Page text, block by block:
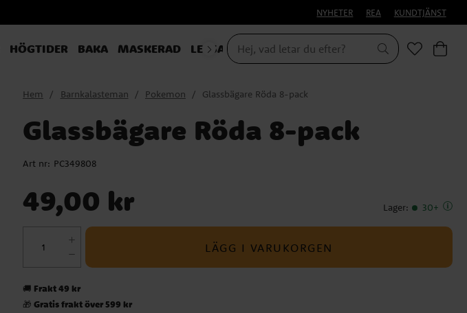
NYHETER REA KUNDTJÄNST
HÖGTIDER BAKA MASKERAD LEKSAKER & PRESENTER
Hem Barnkalasteman Pokemon Glassbägare Röda 8-pack
Glassbägare Röda 8-pack
Art nr: PC349808
49,00 kr Lager: 30+
LÄGG I VARUKORGEN
🚚 Frakt 49 kr
🎁Gratis frakt över 599 kr